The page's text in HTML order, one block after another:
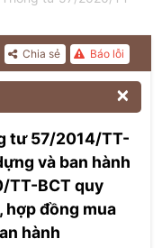
Báo lỗi
Chia sẻ

tư 57/2014/TT-
và ban hành
TT-BCT quy
đồng mua
hành